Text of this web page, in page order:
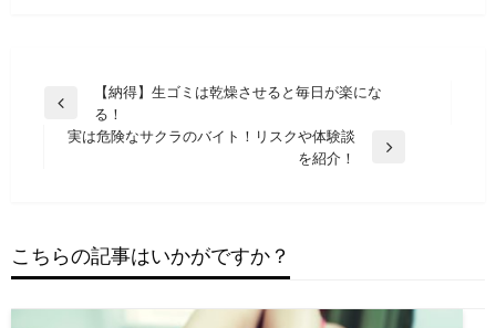
投
ー
シ
ョ
【納得】生ゴミは乾燥させると毎日が楽にな
る！
実は危険なサクラのバイト！リスクや体験談
を紹介！
こちらの記事はいかがですか？